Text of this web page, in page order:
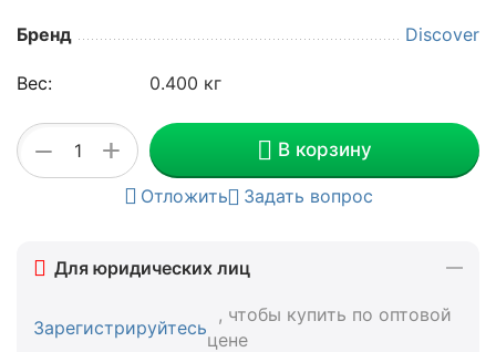
Бренд Discover
Вес: 0.400 кг
+
− В корзину
Отложить Задать вопрос
Для юридических лиц
Зарегистрируйтесь
, чтобы купить по оптовой
цене